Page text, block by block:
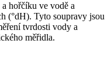
hořčíku ve vodě a
(°dH). Tyto soupravy jsou
tvrdosti vody a
měřidla.